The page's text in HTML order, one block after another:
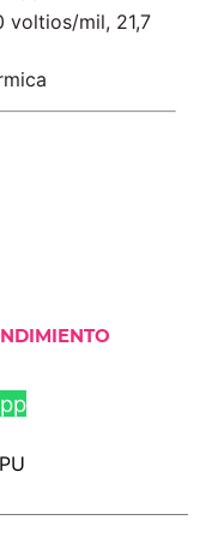
voltios/mil, 21,7